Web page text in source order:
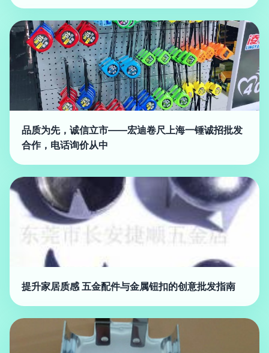
品质为先，诚信立市——宏迪卷尺上海一锤诚招批发
合作，电话询价从中
提升家居质感 五金配件与金属钮扣的创意批发指南